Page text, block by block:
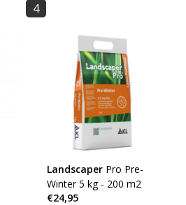
4
Landscaper Pro Pre-
Winter 5 kg - 200 m2
€24,95